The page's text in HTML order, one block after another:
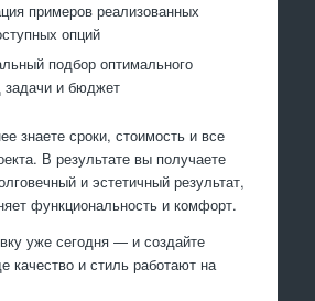
примеров реализованных
опций
подбор оптимального
задачи и бюджет
знаете сроки, стоимость и все
В результате вы получаете
и эстетичный результат,
функциональность и комфорт.
уже сегодня — и создайте
качество и стиль работают на